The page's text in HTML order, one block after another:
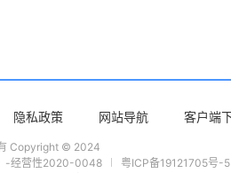
隐私政策 网站导航 客户端
Copyright © 2024
-经营性2020-0048
粤ICP备19121705号-5